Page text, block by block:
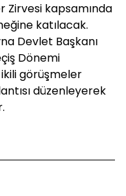
Zirvesi kapsamında
katılacak.
Devlet Başkanı
Dönemi
görüşmeler
düzenleyerek